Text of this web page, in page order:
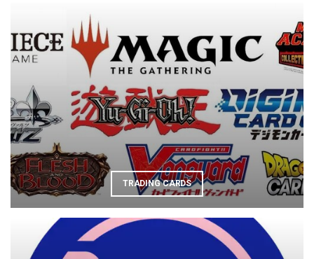
TRADING CARDS